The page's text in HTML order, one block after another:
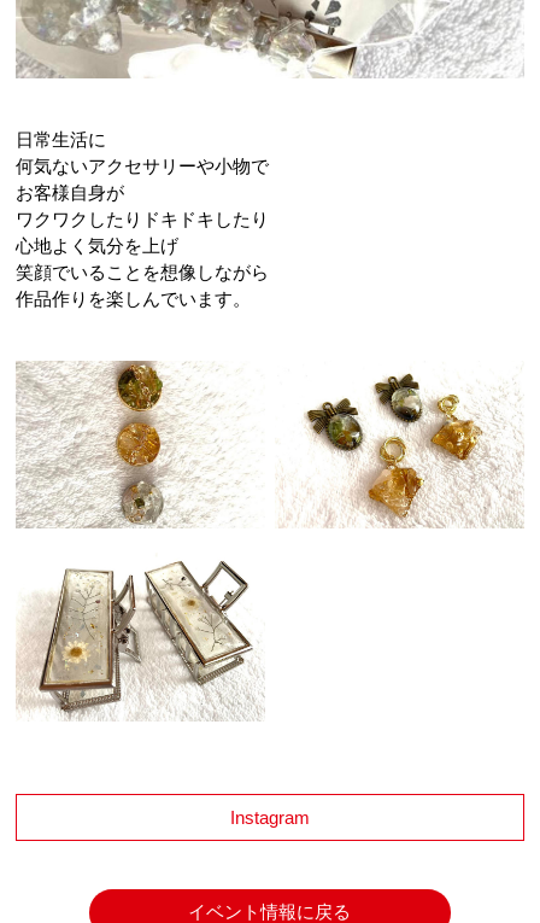
日常生活に
何気ないアクセサリーや小物で
お客様自身が
ワクワクしたりドキドキしたり
心地よく気分を上げ
笑顔でいることを想像しながら
作品作りを楽しんでいます。
Instagram
イベント情報に戻る